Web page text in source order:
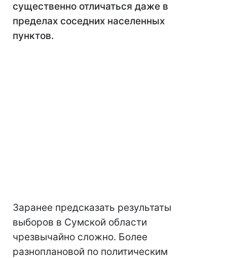
существенно отличаться даже в
пределах соседних населенных
пунктов.
Заранее предсказать результаты
выборов в Сумской области
чрезвычайно сложно. Более
разноплановой по политическим